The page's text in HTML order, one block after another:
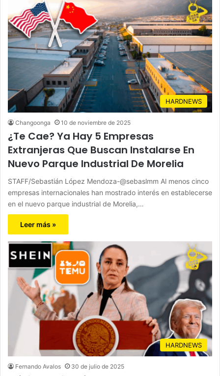
HARDNEWS
Changoonga 10 de noviembre de 2025
¿Te Cae? Ya Hay 5 Empresas
Extranjeras Que Buscan Instalarse En
Nuevo Parque Industrial De Morelia
STAFF/Sebastián López Mendoza-@sebaslmm Al menos cinco
empresas internacionales han mostrado interés en establecerse
en el nuevo parque industrial de Morelia,…
Leer más »
HARDNEWS
Fernando Avalos 30 de julio de 2025